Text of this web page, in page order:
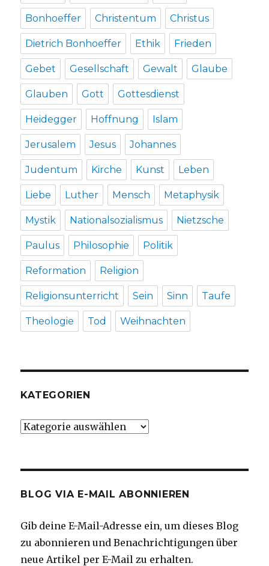
Bonhoeffer Christentum Christus
Dietrich Bonhoeffer Ethik Frieden
Gebet Gesellschaft Gewalt Glaube
Glauben Gott Gottesdienst
Heidegger Hoffnung Islam
Jerusalem Jesus Johannes
Judentum Kirche Kunst Leben
Liebe Luther Mensch Metaphysik
Mystik Nationalsozialismus Nietzsche
Paulus Philosophie Politik
Reformation Religion
Religionsunterricht Sein Sinn Taufe
Theologie Tod Weihnachten
KATEGORIEN
Kategorien
BLOG VIA E-MAIL ABONNIEREN
Gib deine E-Mail-Adresse ein, um dieses Blog
zu abonnieren und Benachrichtigungen über
neue Artikel per E-Mail zu erhalten.